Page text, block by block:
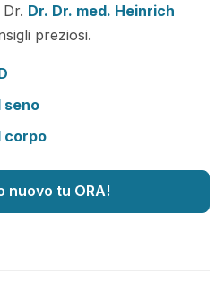
Dr. Dr. med. Heinrich
preziosi.
seno
corpo
nuovo tu ORA!